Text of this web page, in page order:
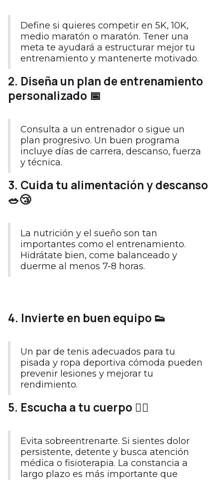
Define si quieres competir en 5K, 10K,
medio maratón o maratón. Tener una
meta te ayudará a estructurar mejor tu
entrenamiento y mantenerte motivado.
2. Diseña un plan de entrenamiento
personalizado 📅
Consulta a un entrenador o sigue un
plan progresivo. Un buen programa
incluye días de carrera, descanso, fuerza
y técnica.
3. Cuida tu alimentación y descanso
🥗😴
La nutrición y el sueño son tan
importantes como el entrenamiento.
Hidrátate bien, come balanceado y
duerme al menos 7-8 horas.
4. Invierte en buen equipo 👟
Un par de tenis adecuados para tu
pisada y ropa deportiva cómoda pueden
prevenir lesiones y mejorar tu
rendimiento.
5. Escucha a tu cuerpo 🧘‍♂️
Evita sobreentrenarte. Si sientes dolor
persistente, detente y busca atención
médica o fisioterapia. La constancia a
largo plazo es más importante que